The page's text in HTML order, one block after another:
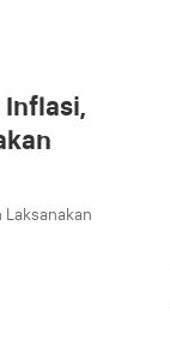
Inflasi,
Laksanakan